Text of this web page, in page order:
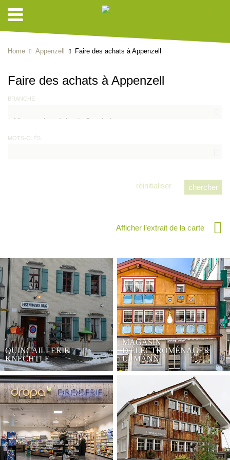
Home Appenzell Faire des achats à Appenzell
Faire des achats à Appenzell
BRANCHE
MOTS-CLÉS
réinitialiser
Afficher l’extrait de la carte
QUINCAILLERIE
KNECHTLE
MAGASIN
D'ÉLECTROMÉNAGER
ULMANN